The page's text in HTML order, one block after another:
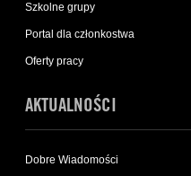
Szkolne grupy
Portal dla członkostwa
Oferty pracy
AKTUALNOŚCI
Dobre Wiadomości